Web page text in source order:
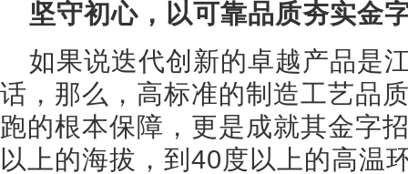
坚守初心，以可靠品质夯实金
如果说迭代创新的卓越产品是
话，那么，高标准的制造工艺品
跑的根本保障，更是成就其金字
以上的海拔，到40度以上的高温